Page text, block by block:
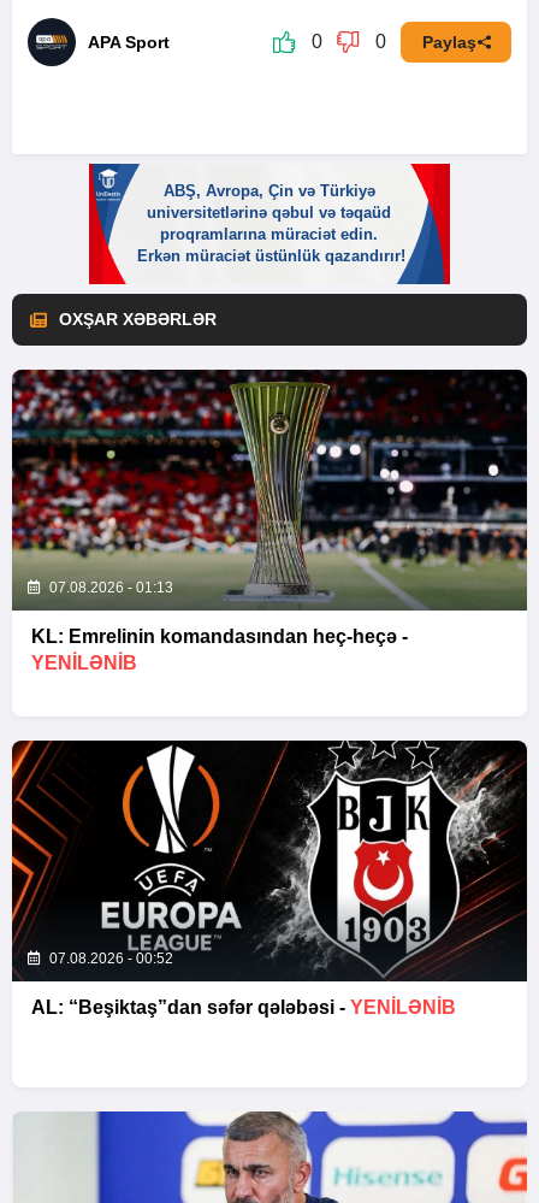
APA Sport 0 0 Paylaş
OXŞAR XƏBƏRLƏR
07.08.2026 - 01:13
KL: Emrelinin komandasından heç-heçə -
YENİLƏNİB
07.08.2026 - 00:52
AL: “Beşiktaş”dan səfər qələbəsi - YENİLƏNİB